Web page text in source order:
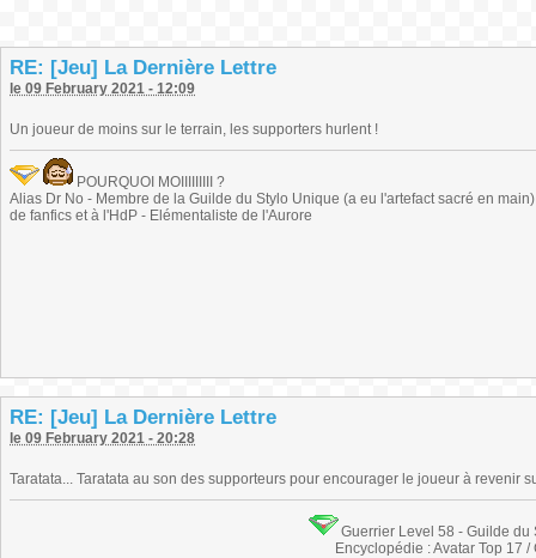
RE: [Jeu] La Dernière Lettre
le 09 February 2021 - 12:09
Un joueur de moins sur le terrain, les supporters hurlent !
POURQUOI MOIIIIIIIII ?
Alias Dr No - Membre de la Guilde du Stylo Unique (a eu l'artefact sacré en
de fanfics et à l'HdP - Elémentaliste de l'Aurore
RE: [Jeu] La Dernière Lettre
le 09 February 2021 - 20:28
Taratata... Taratata au son des supporteurs pour encourager le joueur à revenir
Guerrier Level 58 - Guilde
Encyclopédie : Avatar Top 17 /